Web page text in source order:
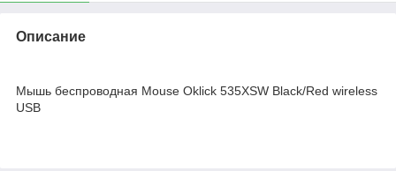
Описание
Мышь беспроводная Mouse Oklick 535XSW Black/Red wireless
USB